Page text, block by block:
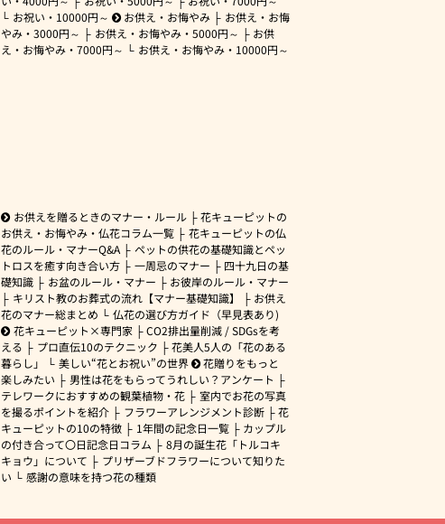
お祝い・ 10000円～ お供え・お悔やみ
お供え・お悔
やみ・ 3000円～ お供え・お悔やみ・ 5000円～
お供
え・お悔やみ・ 7000円～ お供え・お悔やみ・ 10000円～
お供えを贈るときのマナー・ルール
花キューピットの
お供え・お悔やみ・仏花コラム一覧
花キューピットの仏
花のルール・マナーQ&A
ペットの供花の基礎知識とペッ
トロスを癒す向き合い方
一周忌のマナー
四十九日の基
礎知識
お盆のルール・マナー
お彼岸のルール・マナー
キリスト教のお葬式の流れ【マナー基礎知識】
お供え
花のマナー総まとめ
仏花の選び方ガイド（早見表あり)
花キューピット×専門家
CO2排出量削減 / SDGsを考
える
プロ直伝10のテクニック
花美人5人の「花のある
暮らし」
美しい“花とお祝い”の世界
花贈りをもっと
楽しみたい
男性は花をもらってうれしい？アンケート
テレワークにおすすめの観葉植物・花
室内でお花の写真
を撮るポイントを紹介
フラワーアレンジメント診断
花
キューピットの10の特徴
1年間の記念日一覧
カップル
の付き合って〇日記念日コラム
8月の誕生花「トルコキ
キョウ」について
プリザーブドフラワーについて知りた
い
感謝の意味を持つ花の種類